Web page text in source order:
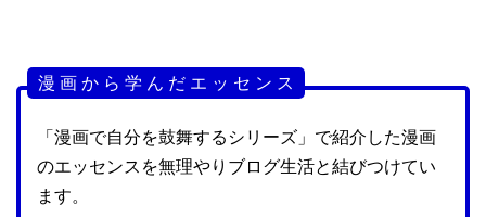
漫 画 か ら 学 ん だ エ ッ セ ン ス
「漫画で自分を鼓舞するシリーズ」で紹介した漫画
のエッセンスを無理やりブログ生活と結びつけてい
ます。